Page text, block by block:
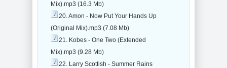
Mix).mp3 (16.3 Mb)
20. Amon - Now Put Your Hands Up
(Original Mix).mp3 (7.08 Mb)
21. Kobes - One Two (Extended
Mix).mp3 (9.28 Mb)
22. Larry Scottish - Summer Rains